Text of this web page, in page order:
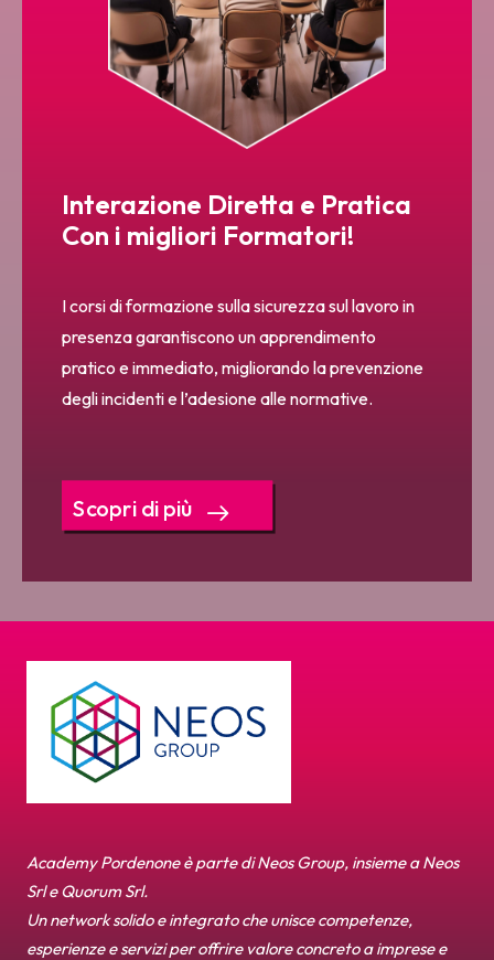
Interazione Diretta e Pratica
Con i migliori Formatori!
I corsi di formazione sulla sicurezza sul lavoro in
presenza garantiscono un apprendimento
pratico e immediato, migliorando la prevenzione
degli incidenti e l’adesione alle normative.
Scopri di più
Academy Pordenone è parte di Neos Group, insieme a Neos
Srl e Quorum Srl.
Un network solido e integrato che unisce competenze,
esperienze e servizi per offrire valore concreto a imprese e